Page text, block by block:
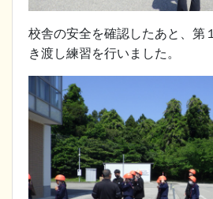
校舎の安全を確認したあと、第
き渡し練習を行いました。